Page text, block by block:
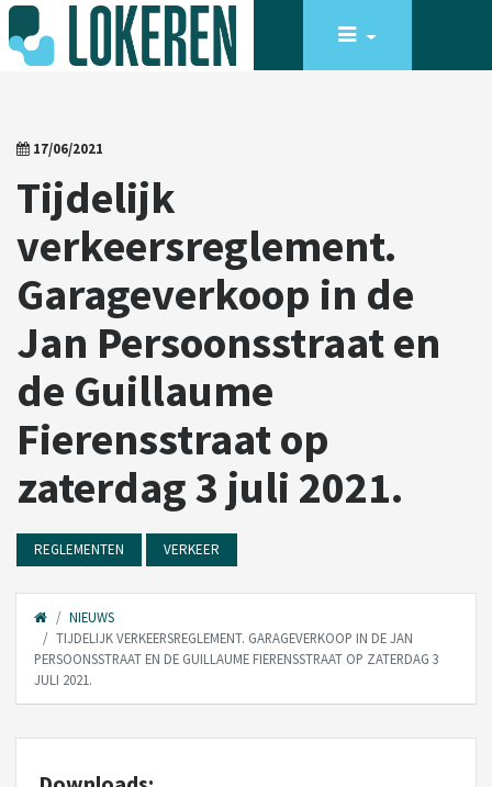
17/06/2021
Tijdelijk
verkeersreglement.
Garageverkoop in de
Jan Persoonsstraat en
de Guillaume
Fierensstraat op
zaterdag 3 juli 2021.
REGLEMENTEN VERKEER
NIEUWS
TIJDELIJK VERKEERSREGLEMENT. GARAGEVERKOOP IN DE JAN
PERSOONSSTRAAT EN DE GUILLAUME FIERENSSTRAAT OP ZATERDAG 3
JULI 2021.